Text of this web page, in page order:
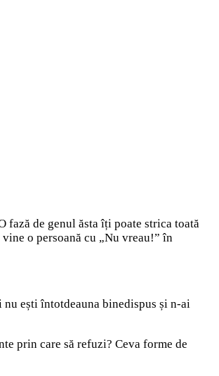
fază de genul ăsta îți poate strica toată
o persoană cu „Nu vreau!” în
ești întotdeauna binedispus și n-ai
prin care să refuzi? Ceva forme de